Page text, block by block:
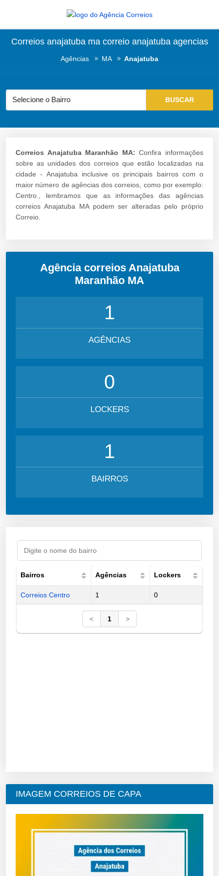
Correios anajatuba ma correio anajatuba agencias
Agências MA Anajatuba
Correios Anajatuba Maranhão MA: Confira informações
sobre as unidades dos correios que estão localizadas na
cidade - Anajatuba inclusive os principais bairros com o
maior número de agências dos correios, como por exemplo:
Centro., lembramos que as informações das agências
correios Anajatuba MA podem ser alteradas pelo próprio
Correio.
Agência correios Anajatuba
Maranhão MA
1
AGÊNCIAS
0
LOCKERS
1
BAIRROS
Bairros Agências Lockers
Correios Centro 1 0
< 1 >
IMAGEM CORREIOS DE CAPA